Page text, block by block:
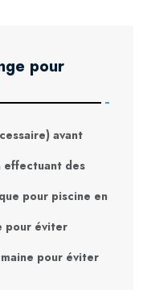
pour
avant
effectuant des
pour piscine en
pour éviter
pour éviter